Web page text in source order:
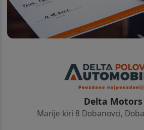
Delta Motors
Marije kiri 8 Dobanovci,